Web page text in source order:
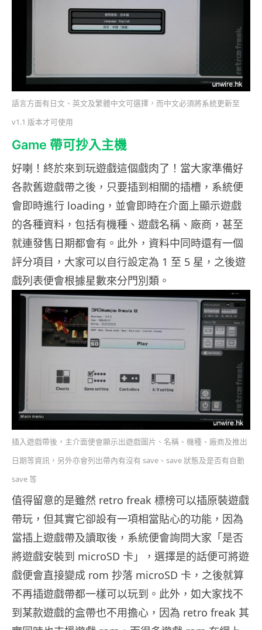
語言方面有日文、英文及繁體中文可選擇，而中文必須將系統更新至
v1.1 版本才可使用
Game 帶可抄入主機
好喇！終於來到玩遊戲這個戲肉了！當大家準備好
各款舊遊戲帶之後，只要插到相關的插槽，系統便
會即時進行 loading，並會即時在介面上顯示遊戲
的各種資料，包括有機種、遊戲名稱、廠商，甚至
就連發售日期都會有。此外，資料中同時還有一個
評分項目，大家可以自行設定為 1 至 5 星，之後遊
戲列表便會根據星數來分門別類。
插入遊戲帶後，主介面便會顯示出遊戲圖片、名稱、機種、廠商及推出
日期等資訊，另外亦會列出帶內有沒有 save、save 狀態及是否有自動
save 等
值得留意的是雖然 retro freak 標榜可以插原裝遊戲
帶玩，但其實它卻設有一項相當貼心的功能，因為
當插上遊戲帶及讀取後，系統便會詢問大家「是否
將遊戲安裝到 microSD 卡」，選擇是的話便可將遊
戲便會直接變成 rom 抄落 microSD 卡，之後就算
不再插遊戲帶都一樣可以玩到。此外，如大家找不
到某款遊戲的盒帶也不用擔心，因為 retro freak 其